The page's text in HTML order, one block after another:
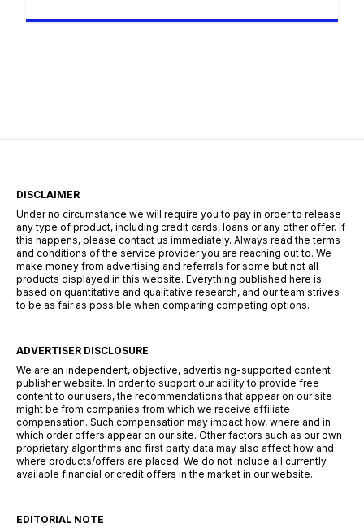
analiza i zatwierdzenie wnioskowanych kwot
DISCLAIMER
Under no circumstance we will require you to pay in order to release
any type of product, including credit cards, loans or any other offer. If
this happens, please contact us immediately. Always read the terms
and conditions of the service provider you are reaching out to. We
make money from advertising and referrals for some but not all
products displayed in this website. Everything published here is
based on quantitative and qualitative research, and our team strives
to be as fair as possible when comparing competing options.
ADVERTISER DISCLOSURE
We are an independent, objective, advertising-supported content
publisher website. In order to support our ability to provide free
content to our users, the recommendations that appear on our site
might be from companies from which we receive affiliate
compensation. Such compensation may impact how, where and in
which order offers appear on our site. Other factors such as our own
proprietary algorithms and first party data may also affect how and
where products/offers are placed. We do not include all currently
available financial or credit offers in the market in our website.
EDITORIAL NOTE